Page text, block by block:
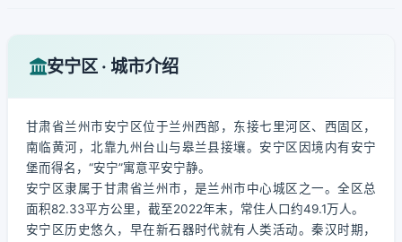
安宁区 · 城市介绍
甘肃省兰州市安宁区位于兰州西部，东接七里河区、西固区，
南临黄河，北靠九州台山与皋兰县接壤。安宁区因境内有安宁
堡而得名，“安宁”寓意平安宁静。
安宁区隶属于甘肃省兰州市，是兰州市中心城区之一。全区总
面积82.33平方公里，截至2022年末，常住人口约49.1万人。
安宁区历史悠久，早在新石器时代就有人类活动。秦汉时期，